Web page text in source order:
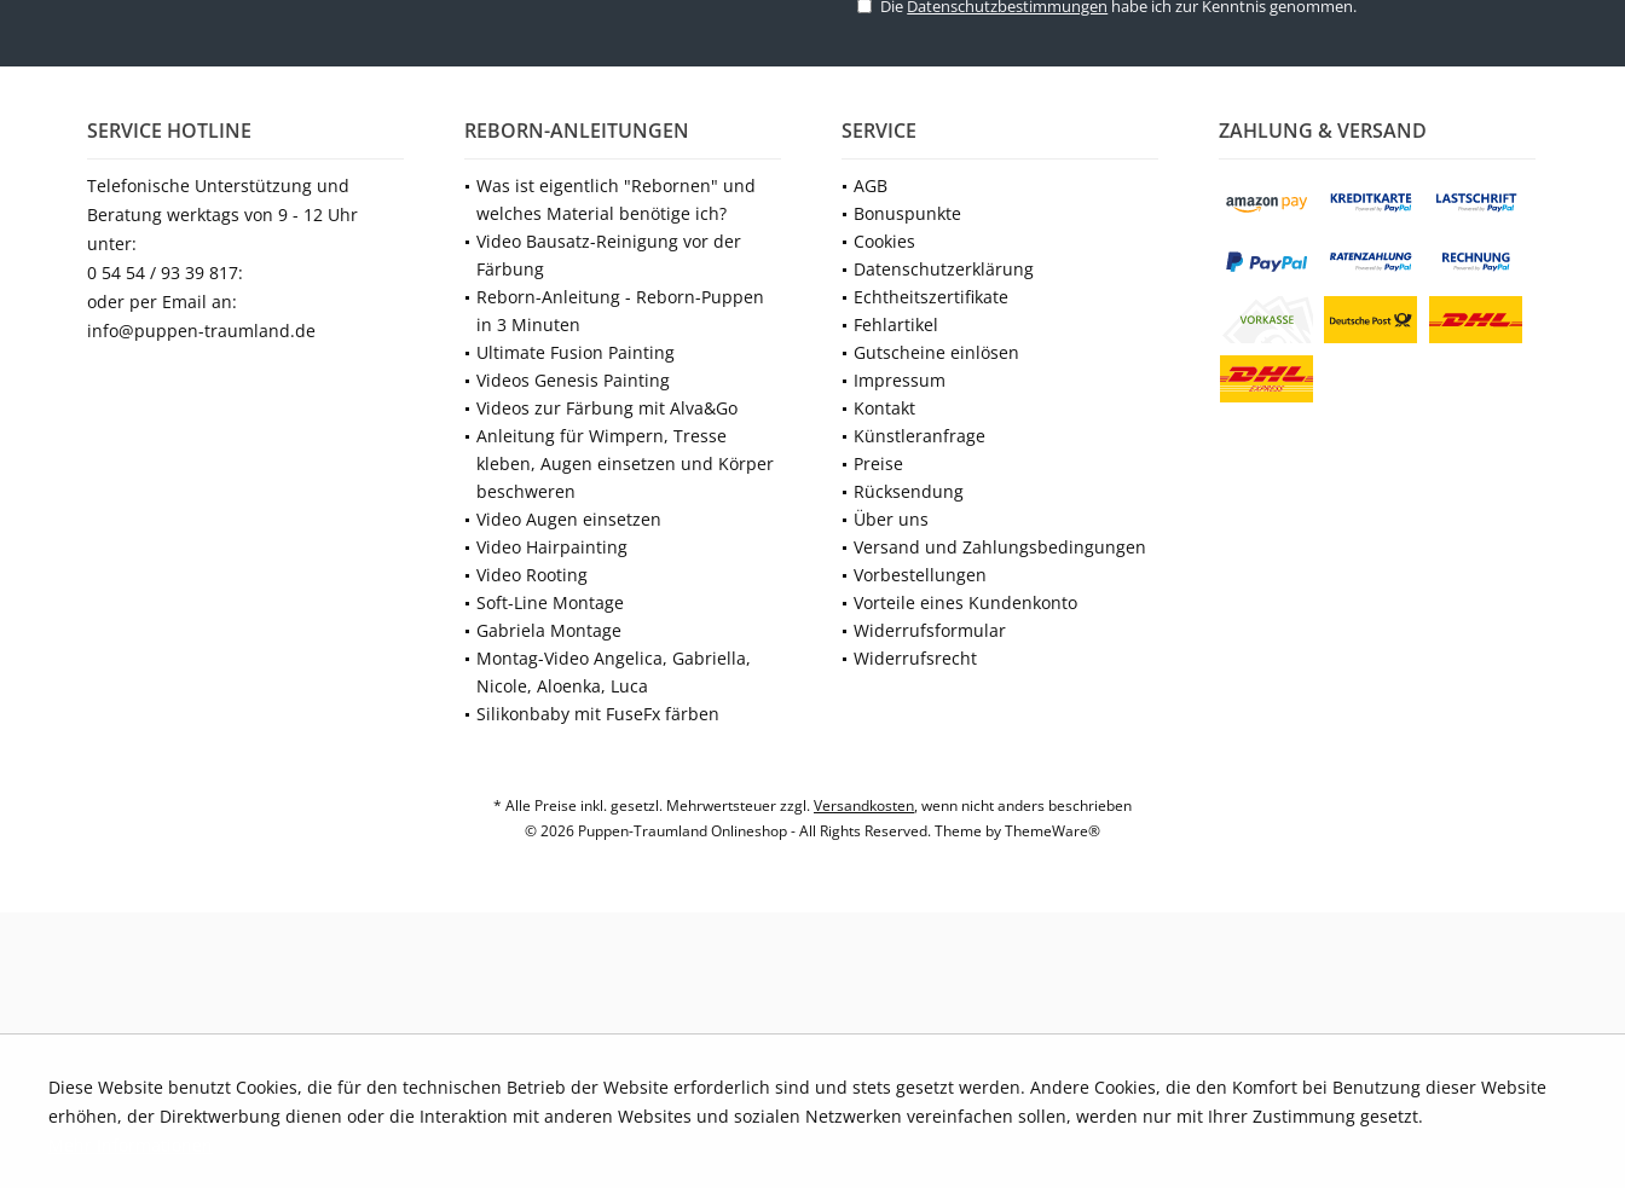
Die Datenschutzbestimmungen habe ich zur Kenntnis genommen.
SERVICE HOTLINE
Telefonische Unterstützung und
Beratung werktags von 9 - 12 Uhr
unter:
0 54 54 / 93 39 817:
oder per Email an:
info@puppen-traumland.de
REBORN-ANLEITUNGEN
Was ist eigentlich "Rebornen" und
welches Material benötige ich?
Video Bausatz-Reinigung vor der
Färbung
Reborn-Anleitung - Reborn-Puppen
in 3 Minuten
Ultimate Fusion Painting
Videos Genesis Painting
Videos zur Färbung mit Alva&Go
Anleitung für Wimpern, Tresse
kleben, Augen einsetzen und Körper
beschweren
Video Augen einsetzen
Video Hairpainting
Video Rooting
Soft-Line Montage
Gabriela Montage
Montag-Video Angelica, Gabriella,
Nicole, Aloenka, Luca
Silikonbaby mit FuseFx färben
SERVICE
AGB
Bonuspunkte
Cookies
Datenschutzerklärung
Echtheitszertifikate
Fehlartikel
Gutscheine einlösen
Impressum
Kontakt
Künstleranfrage
Preise
Rücksendung
Über uns
Versand und Zahlungsbedingungen
Vorbestellungen
Vorteile eines Kundenkonto
Widerrufsformular
Widerrufsrecht
ZAHLUNG & VERSAND
* Alle Preise inkl. gesetzl. Mehrwertsteuer zzgl.Versandkosten, wenn nicht anders beschrieben
© 2026 Puppen-Traumland Onlineshop - All Rights Reserved. Theme byThemeWare®
Diese Website benutzt Cookies, die für den technischen Betrieb der Website erforderlich sind und stets gesetzt werden. Andere Cookies, die den Komfort bei Benutzung dieser Website
erhöhen, der Direktwerbung dienen oder die Interaktion mit anderen Websites und sozialen Netzwerken vereinfachen sollen, werden nur mit Ihrer Zustimmung gesetzt.